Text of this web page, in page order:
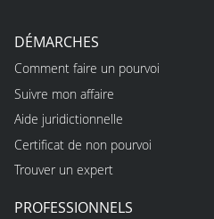
DÉMARCHES
Comment faire un pourvoi
Suivre mon affaire
Aide juridictionnelle
Certificat de non pourvoi
Trouver un expert
PROFESSIONNELS